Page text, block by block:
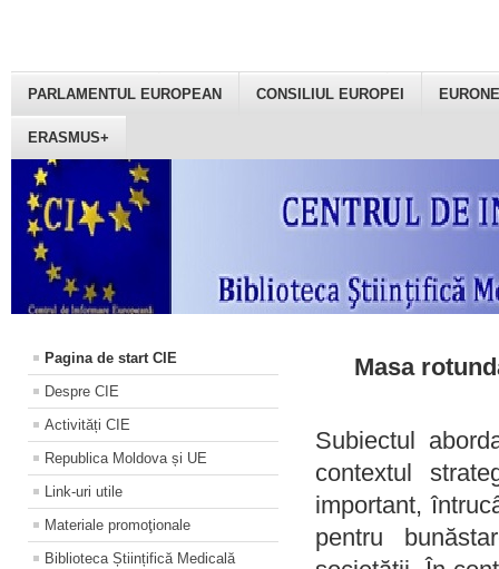
PARLAMENTUL EUROPEAN CONSILIUL EUROPEI
ERASMUS+
Pagina de start CIE
Despre CIE
Activități CIE
Republica Moldova și UE
Link-uri utile
Materiale promoţionale
Biblioteca Științifică Medicală
Masa
Subiectul
contextul
important,
pentru